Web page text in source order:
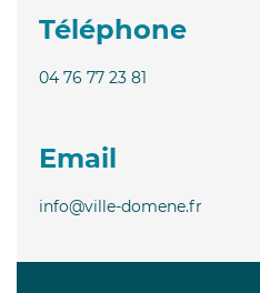
Téléphone
04 76 77 23 81
Email
info@ville-domene.fr